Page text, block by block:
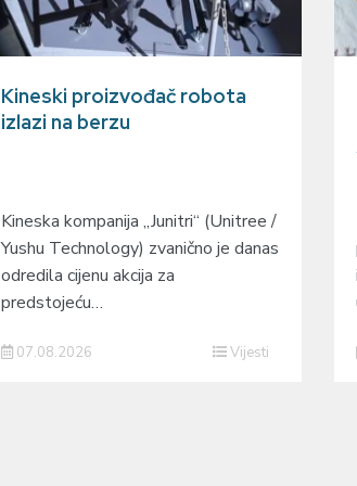
Kineski proizvođač robota
izlazi na berzu
Kineska kompanija „Junitri“ (Unitree /
Yushu Technology) zvanično je danas
odredila cijenu akcija za
predstojeću…
07.08.2026 Vijesti